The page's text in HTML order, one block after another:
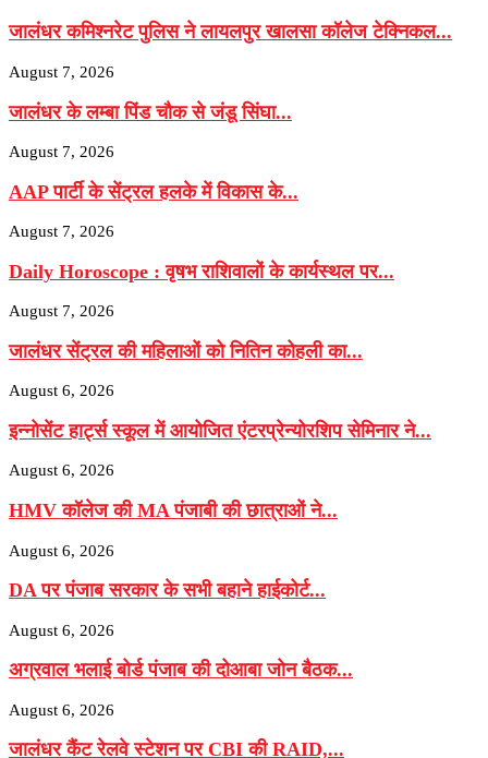
जालंधर कमिश्नरेट पुलिस ने लायलपुर खालसा कॉलेज टेक्निकल...
August 7, 2026
जालंधर के लम्बा पिंड चौक से जंडू सिंघा...
August 7, 2026
AAP पार्टी के सेंट्रल हलके में विकास के...
August 7, 2026
Daily Horoscope : वृषभ राशिवालों के कार्यस्थल पर...
August 7, 2026
जालंधर सेंट्रल की महिलाओं को नितिन कोहली का...
August 6, 2026
इन्नोसेंट हार्ट्स स्कूल में आयोजित एंटरप्रेन्योरशिप सेमिनार ने...
August 6, 2026
HMV कॉलेज की MA पंजाबी की छात्राओं ने...
August 6, 2026
DA पर पंजाब सरकार के सभी बहाने हाईकोर्ट...
August 6, 2026
अग्रवाल भलाई बोर्ड पंजाब की दोआबा जोन बैठक...
August 6, 2026
जालंधर कैंट रेलवे स्टेशन पर CBI की RAID,...